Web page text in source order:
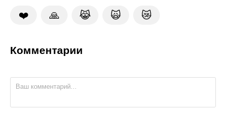
❤️ 🙏 😹 🙀 😿
Комментарии